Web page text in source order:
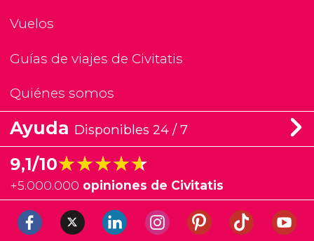
Vuelos
Guías de viajes de Civitatis
Quiénes somos
Ayuda Disponibles 24 / 7
9,1/10★★★★★
★★★★★
+5.000.000 opiniones de Civitatis